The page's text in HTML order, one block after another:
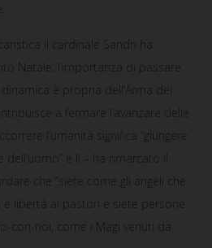
il cardinale Sandri ha
Natale, l’importanza di passare
è propria dell’Arma dei
a fermare l’avanzare delle
l’umanità significa “giungere
è lì – ha rimarcato il
che “siete come gli angeli che
libertà ai pastori e siete persone
con-noi, come i Magi venuti da